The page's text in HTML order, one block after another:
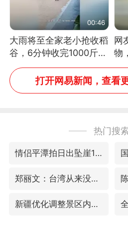
00:46
大雨将至全家老小抢收稻
谷，6分钟收完1000斤，
没有一个人掉链子
网
物
些
打开网易新闻，查看
热门搜
情侣平潭拍日出坠崖1死1伤
郑丽文：台湾从来没有“独立”过
新疆优化调整景区内自驾服务费